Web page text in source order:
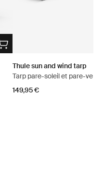
Thule sun and wind tarp
Tarp pare-soleil et pare-vent
149,95 €